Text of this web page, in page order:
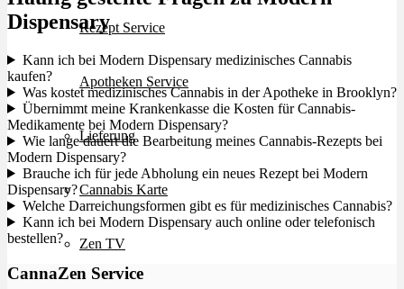
Rezept Service
Apotheken Service
Lieferung
Cannabis Karte
Zen TV
Dispensary
Kann ich bei Modern Dispensary medizinisches Cannabis
kaufen?
Was kostet medizinisches Cannabis in der Apotheke in Brooklyn?
Übernimmt meine Krankenkasse die Kosten für Cannabis-
Medikamente bei Modern Dispensary?
Wie lange dauert die Bearbeitung meines Cannabis-Rezepts bei
Modern Dispensary?
Brauche ich für jede Abholung ein neues Rezept bei Modern
Dispensary?
Welche Darreichungsformen gibt es für medizinisches Cannabis?
Kann ich bei Modern Dispensary auch online oder telefonisch
bestellen?
CannaZen Service